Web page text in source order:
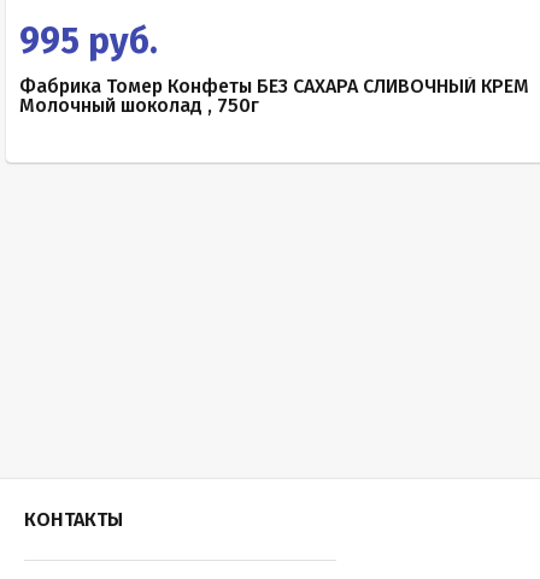
995 руб.
Фабрика Томер Конфеты БЕЗ САХАРА СЛИВОЧНЫЙ КРЕМ
Молочный шоколад , 750г
КОНТАКТЫ